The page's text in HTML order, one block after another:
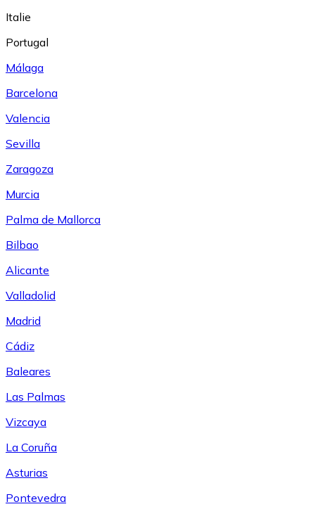
Italie
Portugal
Málaga
Barcelona
Valencia
Sevilla
Zaragoza
Murcia
Palma de Mallorca
Bilbao
Alicante
Valladolid
Madrid
Cádiz
Baleares
Las Palmas
Vizcaya
La Coruña
Asturias
Pontevedra